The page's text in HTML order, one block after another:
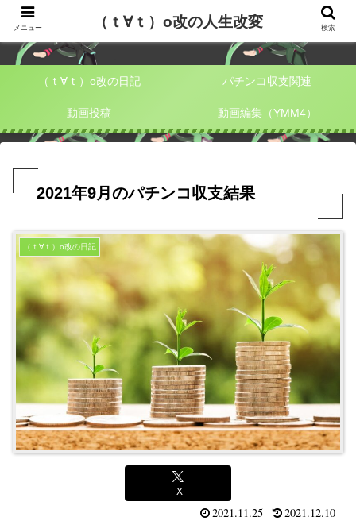
（ｔ∀ｔ）o改の人生改変
（ｔ∀ｔ）o改の日記 パチンコ収支関連
動画投稿 動画編集（YMM4）
2021年9月のパチンコ収支結果
（ｔ∀ｔ）o改の日記
X
2021.11.25 2021.12.10
メニュー （ｔ∀ｔ）o改の人生改変 検索